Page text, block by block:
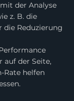
der Analyse
z. B. die
die Reduzierung
auf der Seite,
Rate helfen